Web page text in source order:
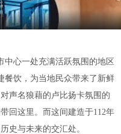
中心一处充满活跃氛围的地区
餐饮，为当地民众带来了新鲜
声名狼藉的卢比扬卡氛围的
回这里。而这间建造于112年
史与未来的交汇处。